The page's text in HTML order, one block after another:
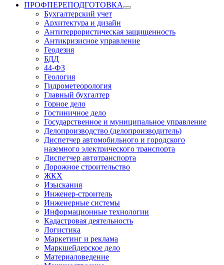
ПРОФПЕРЕПОДГОТОВКА
Бухгалтерский учет
Архитектура и дизайн
Антитеррористическая защищенность
Антикризисное управление
Геодезия
БДД
44-ФЗ
Геология
Гидрометеорология
Главный бухгалтер
Горное дело
Гостиничное дело
Государственное и муниципальное управление
Делопроизводство (делопроизводитель)
Диспетчер автомобильного и городского
наземного электрического транспорта
Диспетчер автотранспорта
Дорожное строительство
ЖКХ
Изыскания
Инженер-строитель
Инженерные системы
Информационные технологии
Кадастровая деятельность
Логистика
Маркетинг и реклама
Маркшейдерское дело
Материаловедение